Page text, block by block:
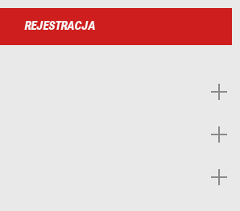
REJESTRACJA